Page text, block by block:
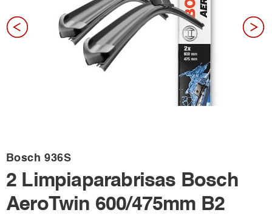
Bosch 936S
2 Limpiaparabrisas Bosch
AeroTwin 600/475mm B2